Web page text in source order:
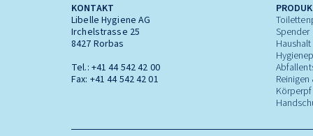
KONTAKT
Libelle Hygiene AG
Irchelstrasse 25
8427 Rorbas
Tel.: +41 44 542 42 00
Fax: +41 44 542 42 01
Spender